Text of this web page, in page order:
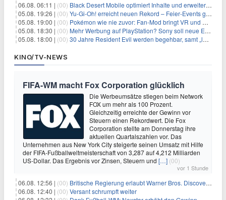
06.08. 06:11 | (00) Black Desert Mobile optimiert Inhalte und erweitert Treasure Access
05.08. 19:26 | (00) Yu‑Gi‑Oh! erreicht neuen Rekord – Feier‑Events gestartet
05.08. 19:00 | (00) Pokémon wie nie zuvor: Fan-Mod bringt VR und Ego-Perspektive nach Kanto
05.08. 18:30 | (00) Mehr Werbung auf PlayStation? Sony soll neue Einnahmequellen prüfen
05.08. 18:00 | (00) 30 Jahre Resident Evil werden begehbar, samt „lebensgroßem Leon“
KINO/TV-NEWS
FIFA-WM macht Fox Corporation glücklich
Die Werbeumsätze stiegen beim Network
FOX um mehr als 100 Prozent.
Gleichzeitig erreichte der Gewinn vor
Steuern einen Rekordwert. Die Fox
Corporation stellte am Donnerstag ihre
aktuellen Quartalszahlen vor. Das
Unternehmen aus New York City steigerte seinen Umsatz mit Hilfe
der FIFA-Fußballweltmeisterschaft von 3,287 auf 4,212 Milliarden
US-Dollar. Das Ergebnis vor Zinsen, Steuern und […] (00)
vor 1 Stunde
06.08. 12:56 | (00) Britische Regierung erlaubt Warner Bros. Discovery-Übernahme
06.08. 12:40 | (00) Versant schrumpft weiter